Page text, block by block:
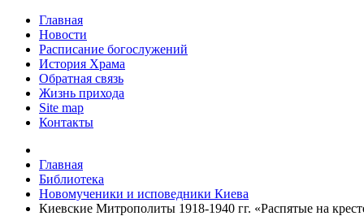
Главная
Новости
Расписание богослужений
История Храма
Обратная связь
Жизнь прихода
Site map
Контакты
Главная
Библиотека
Новомученики и исповедники Киева
Киевские Митрополиты 1918-1940 гг. «Распятые на